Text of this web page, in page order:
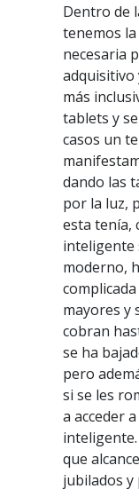
Dentro de
tenemos
necesaria
adquisitivo
más
tablets y
casos un
dando las
por la luz,
esta tenía,
inteligente
moderno,
mayores y
cobran
se ha
pero
si se les
a acceder
inteligente.
que
jubilados y